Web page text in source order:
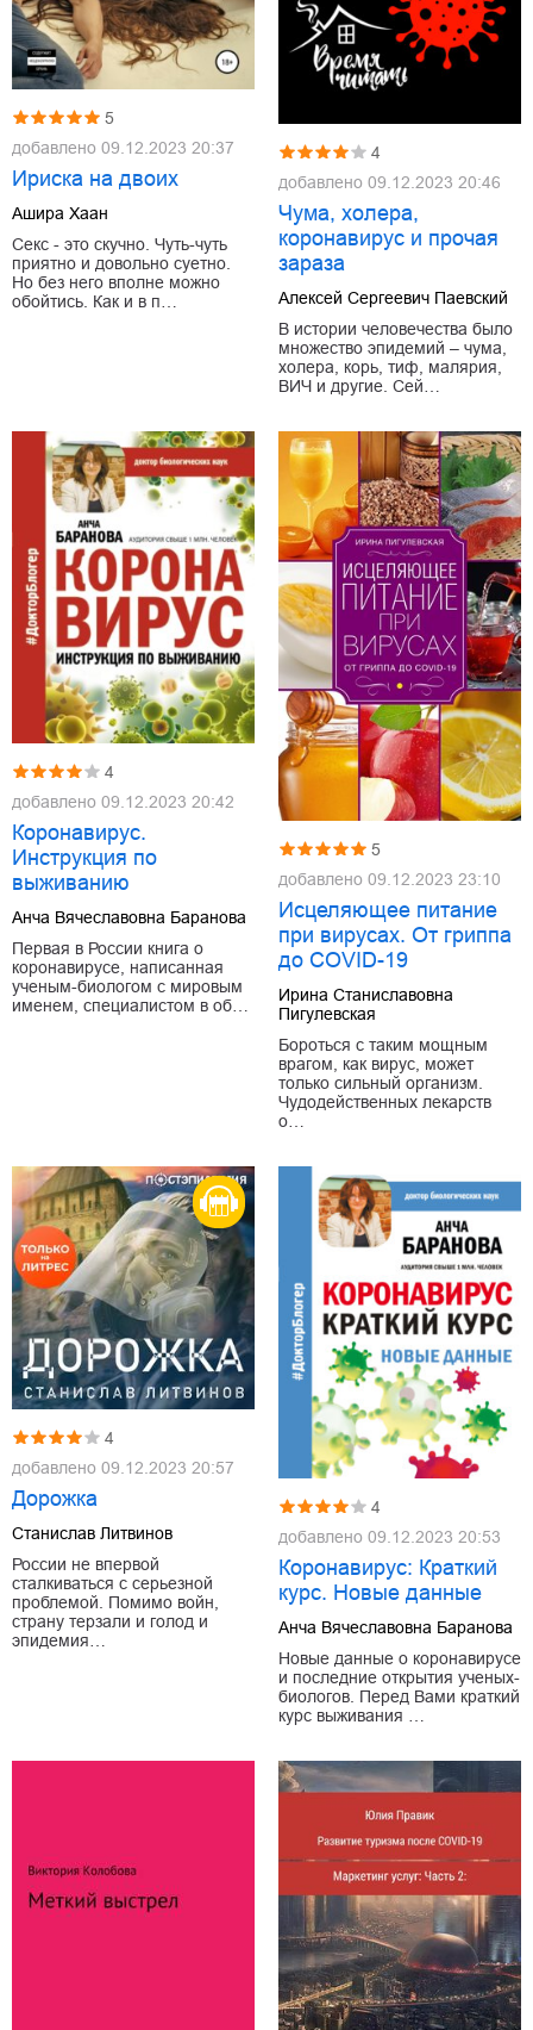
5
добавлено 09.12.2023 20:37
Ириска на двоих
Ашира Хаан
Секс - это скучно. Чуть-чуть
приятно и довольно суетно.
Но без него вполне можно
обойтись. Как и в п…
4
добавлено 09.12.2023 20:46
Чума, холера,
коронавирус и прочая
зараза
Алексей Сергеевич Паевский
В истории человечества было
множество эпидемий – чума,
холера, корь, тиф, малярия,
ВИЧ и другие. Сей…
4
добавлено 09.12.2023 20:42
Коронавирус.
Инструкция по
выживанию
Анча Вячеславовна Баранова
Первая в России книга о
коронавирусе, написанная
ученым-биологом с мировым
именем, специалистом в об…
5
добавлено 09.12.2023 23:10
Исцеляющее питание
при вирусах. От гриппа
до COVID-19
Ирина Станиславовна
Пигулевская
Бороться с таким мощным
врагом, как вирус, может
только сильный организм.
Чудодейственных лекарств
о…
4
добавлено 09.12.2023 20:57
Дорожка
Станислав Литвинов
России не впервой
сталкиваться с серьезной
проблемой. Помимо войн,
страну терзали и голод и
эпидемия…
4
добавлено 09.12.2023 20:53
Коронавирус: Краткий
курс. Новые данные
Анча Вячеславовна Баранова
Новые данные о коронавирусе
и последние открытия ученых-
биологов. Перед Вами краткий
курс выживания …